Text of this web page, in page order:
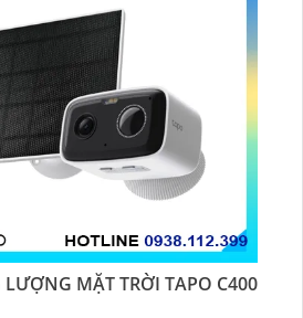
MẶT TRỜI TAPO C400